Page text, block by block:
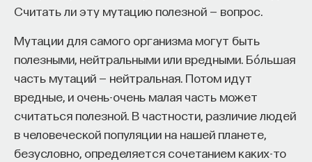
Считать ли эту мутацию полезной — вопрос.
Мутации для самого организма могут быть
полезными, нейтральными или вредными. Бо́льшая
часть мутаций — нейтральная. Потом идут
вредные, и очень-очень малая часть может
считаться полезной. В частности, различие людей
в человеческой популяции на нашей планете,
безусловно, определяется сочетанием каких-то